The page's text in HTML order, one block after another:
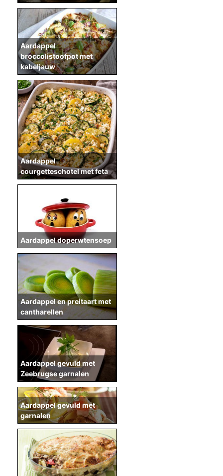
Aardappel
broccolistoofpot met
kabeljauw
Aardappel
courgetteschotel met feta
Aardappel doperwtensoep
Aardappel en preitaart met
cantharellen
Aardappel gevuld met
garnalen
Aardappel gevuld met
Zeebrugse garnalen